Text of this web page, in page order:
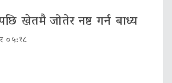
खेतमै जोतेर नष्ट गर्न बाध्य
०५:१८